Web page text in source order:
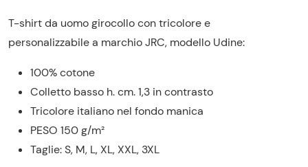
T-shirt da uomo girocollo con tricolore e
personalizzabile a marchio JRC, modello Udine:
100% cotone
Colletto basso h. cm. 1,3 in contrasto
Tricolore italiano nel fondo manica
PESO 150 g/m²
Taglie:S, M, L, XL, XXL, 3XL